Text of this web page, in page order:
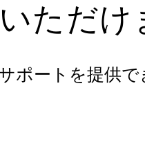
ただけ
ポートを提供で